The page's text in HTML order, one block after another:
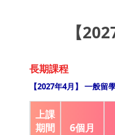
【
長期課程
【2027年4月】 一般留
上課
期間
6個月